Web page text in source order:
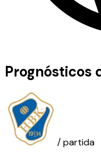
Prognósticos
/ partida